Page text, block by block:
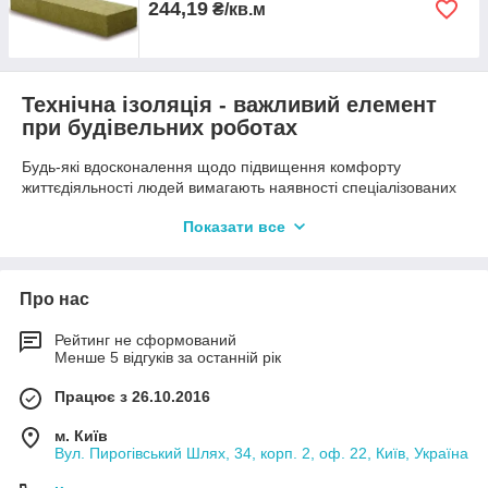
244,19 ₴/кв.м
Технічна ізоляція - важливий елемент
при будівельних роботах
Будь-які вдосконалення щодо підвищення комфорту
життєдіяльності людей вимагають наявності спеціалізованих
та каналізації обов'язково застосовують технічну ізоляцію.
Таким чином, значно продовжується його експлуатаційний
ресурс і знижується ризик травм для обслуговуючого
персоналу.
Технічна теплоізоляція дозволяє значно скоротити витрати
тепловтрат, її особливістю є захист поверхні від згубного
впливу зовнішнього середовища. Завдяки зручній формі,
такий матеріал можна укладати на рівні та фігурні поверхні,
Показати все
Про нас
Рейтинг не сформований
Менше 5 відгуків за останній рік
Працює з 26.10.2016
м. Київ
Вул. Пирогівський Шлях, 34, корп. 2, оф. 22, Київ, Україна